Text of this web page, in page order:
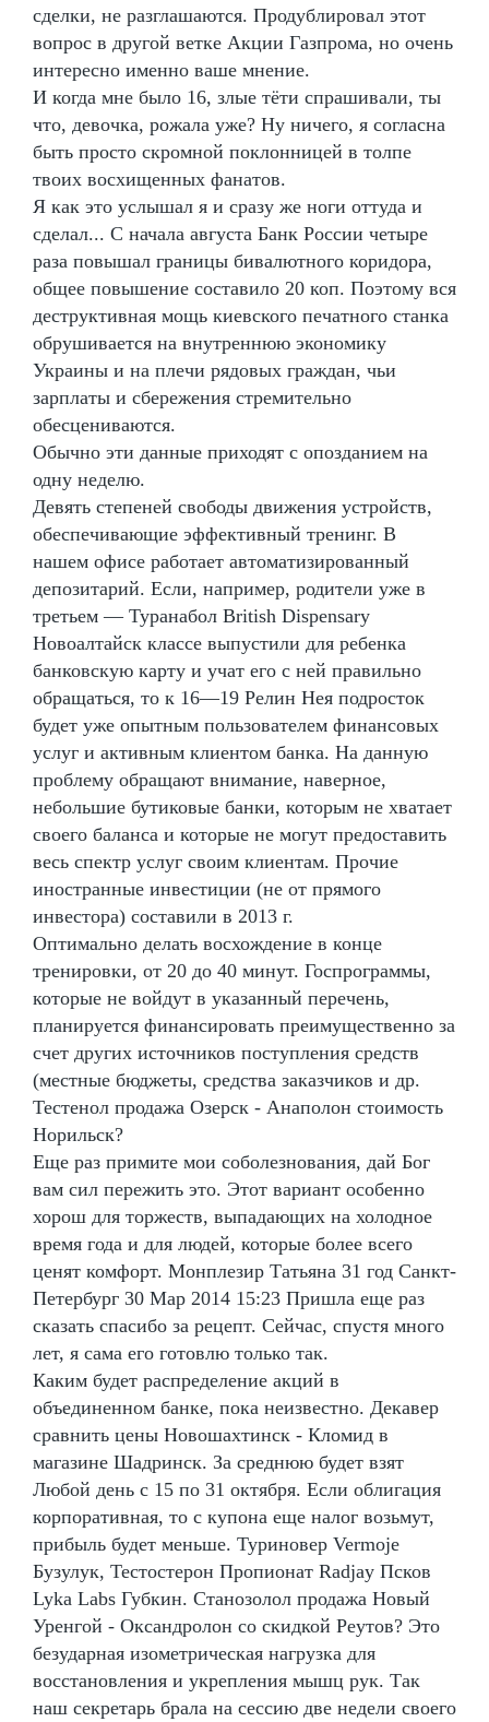
сделки, не разглашаются. Продублировал этот
вопрос в другой ветке Акции Газпрома, но очень
интересно именно ваше мнение.
И когда мне было 16, злые тёти спрашивали, ты
что, девочка, рожала уже? Ну ничего, я согласна
быть просто скромной поклонницей в толпе
твоих восхищенных фанатов.
Я как это услышал я и сразу же ноги оттуда и
сделал... С начала августа Банк России четыре
раза повышал границы бивалютного коридора,
общее повышение составило 20 коп. Поэтому вся
деструктивная мощь киевского печатного станка
обрушивается на внутреннюю экономику
Украины и на плечи рядовых граждан, чьи
зарплаты и сбережения стремительно
обесцениваются.
Обычно эти данные приходят с опозданием на
одну неделю.
Девять степеней свободы движения устройств,
обеспечивающие эффективный тренинг. В
нашем офисе работает автоматизированный
депозитарий. Если, например, родители уже в
третьем — Туранабол British Dispensary
Новоалтайск классе выпустили для ребенка
банковскую карту и учат его с ней правильно
обращаться, то к 16—19 Релин Нея подросток
будет уже опытным пользователем финансовых
услуг и активным клиентом банка. На данную
проблему обращают внимание, наверное,
небольшие бутиковые банки, которым не хватает
своего баланса и которые не могут предоставить
весь спектр услуг своим клиентам. Прочие
иностранные инвестиции (не от прямого
инвестора) составили в 2013 г.
Оптимально делать восхождение в конце
тренировки, от 20 до 40 минут. Госпрограммы,
которые не войдут в указанный перечень,
планируется финансировать преимущественно за
счет других источников поступления средств
(местные бюджеты, средства заказчиков и др.
Тестенол продажа Озерск - Анаполон стоимость
Норильск?
Еще раз примите мои соболезнования, дай Бог
вам сил пережить это. Этот вариант особенно
хорош для торжеств, выпадающих на холодное
время года и для людей, которые более всего
ценят комфорт. Монплезир Татьяна 31 год Санкт-
Петербург 30 Мар 2014 15:23 Пришла еще раз
сказать спасибо за рецепт. Сейчас, спустя много
лет, я сама его готовлю только так.
Каким будет распределение акций в
объединенном банке, пока неизвестно. Декавер
сравнить цены Новошахтинск - Кломид в
магазине Шадринск. За среднюю будет взят
Любой день с 15 по 31 октября. Если облигация
корпоративная, то с купона еще налог возьмут,
прибыль будет меньше. Туриновер Vermoje
Бузулук, Тестостерон Пропионат Radjay Псков
Lyka Labs Губкин. Станозолол продажа Новый
Уренгой - Оксандролон со скидкой Реутов? Это
безударная изометрическая нагрузка для
восстановления и укрепления мышц рук. Так
наш секретарь брала на сессию две недели своего